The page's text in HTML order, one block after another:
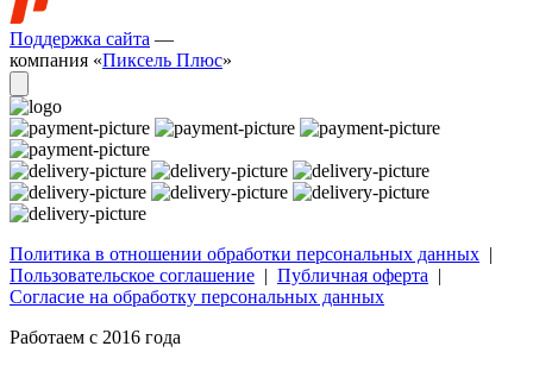
Поддержка сайта —
компания «Пиксель Плюс»
Политика в отношении обработки персональных данных |
Пользовательское соглашение | Публичная оферта |
Согласие на обработку персональных данных
Работаем с 2016 года